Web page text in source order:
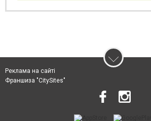
Реклама на сайті
Франшиза "CitySites"